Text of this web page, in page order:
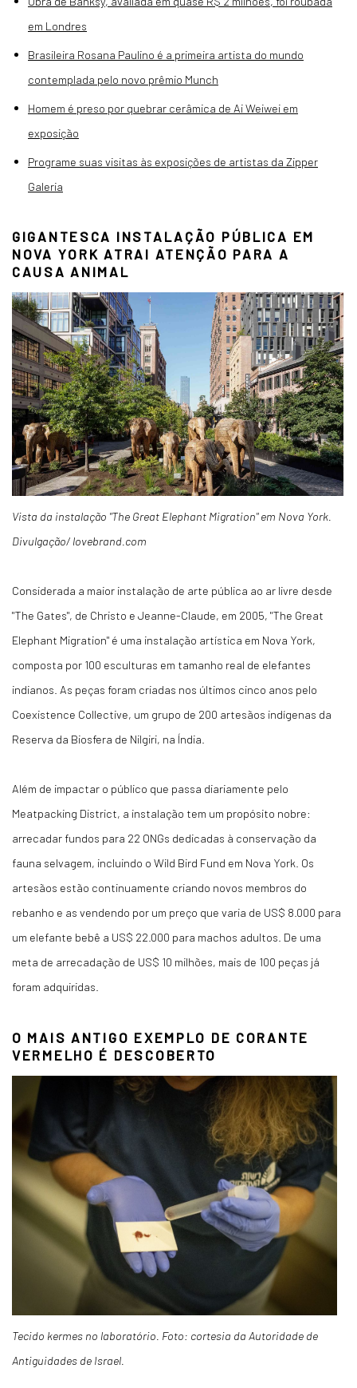
em Londres
Brasileira Rosana Paulino é a primeira artista do mundo
contemplada pelo novo prêmio Munch
Homem é preso por quebrar cerâmica de Ai Weiwei em
exposição
Programe suas visitas às exposições de artistas da Zipper
Galeria
GIGANTESCA INSTALAÇÃO PÚBLICA EM
NOVA YORK ATRAI ATENÇÃO PARA A
CAUSA ANIMAL
Vista da instalação "The Great Elephant Migration" em Nova York.
Divulgação/ lovebrand.com
Considerada a maior instalação de arte pública ao ar livre desde
"The Gates", de Christo e Jeanne-Claude, em 2005, "The Great
Elephant Migration" é uma instalação artística em Nova York,
composta por 100 esculturas em tamanho real de elefantes
indianos. As peças foram criadas nos últimos cinco anos pelo
Coexistence Collective, um grupo de 200 artesãos indígenas da
Reserva da Biosfera de Nilgiri, na Índia.
Além de impactar o público que passa diariamente pelo
Meatpacking District, a instalação tem um propósito nobre:
arrecadar fundos para 22 ONGs dedicadas à conservação da
fauna selvagem, incluindo o Wild Bird Fund em Nova York. Os
artesãos estão continuamente criando novos membros do
rebanho e as vendendo por um preço que varia de US$ 8.000 para
um elefante bebê a US$ 22.000 para machos adultos. De uma
meta de arrecadação de US$ 10 milhões, mais de 100 peças já
foram adquiridas.
O MAIS ANTIGO EXEMPLO DE CORANTE
VERMELHO É DESCOBERTO
Tecido kermes no laboratório. Foto: cortesia da Autoridade de
Antiguidades de Israel.